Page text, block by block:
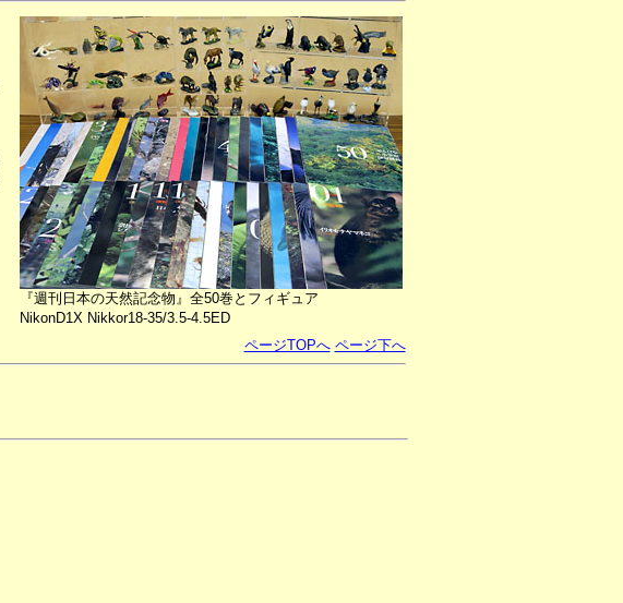
『週刊日本の天然記念物』全50巻とフィギュア
NikonD1X Nikkor18-35/3.5-4.5ED
ページTOPへ ページ下へ